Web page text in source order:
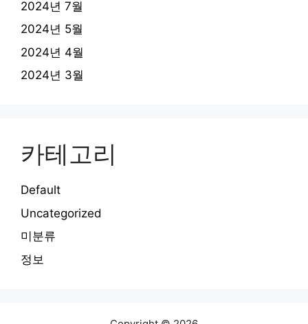
2024년 7월
2024년 5월
2024년 4월
2024년 3월
카테고리
Default
Uncategorized
미분류
정보